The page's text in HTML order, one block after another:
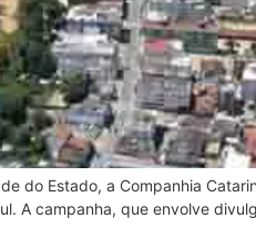
do Estado, a Companhia
A campanha, que envolve